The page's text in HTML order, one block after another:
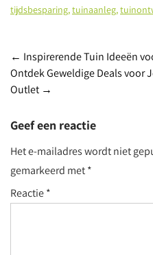
tijdsbesparing,tuinaanleg,
Post
navigation
← Inspirerende Tuin Ideeën
Ontdek Geweldige Deals voor
Outlet →
Geef een reactie
Het e-mailadres wordt niet
gemarkeerd met*
Reactie*